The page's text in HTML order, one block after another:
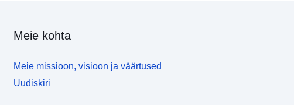
Meie kohta
Meie missioon, visioon ja väärtused
Uudiskiri